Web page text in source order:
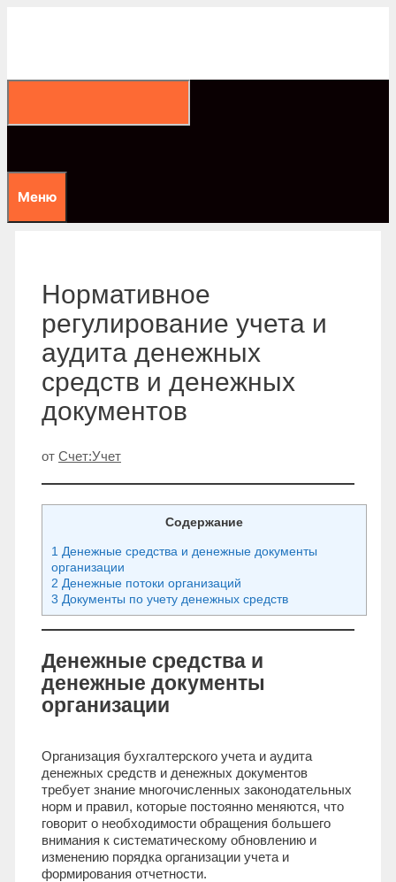
Меню
Нормативное
регулирование учета и
аудита денежных
средств и денежных
документов
от Счет:Учет
Содержание
1 Денежные средства и денежные документы
организации
2 Денежные потоки организаций
3 Документы по учету денежных средств
Денежные средства и
денежные документы
организации
Организация бухгалтерского учета и аудита
денежных средств и денежных документов
требует знание многочисленных законодательных
норм и правил, которые постоянно меняются, что
говорит о необходимости обращения большего
внимания к систематическому обновлению и
изменению порядка организации учета и
формирования отчетности.